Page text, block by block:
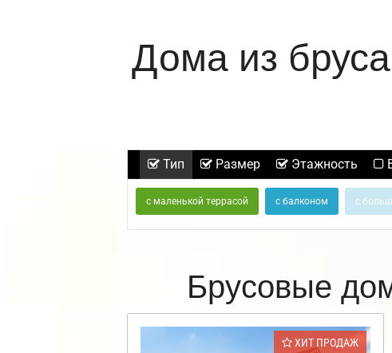
Дома из
Тип Размер Этажность
с маленькой террасой с балконом с
Брусовые
ХИТ ПРОДАЖ